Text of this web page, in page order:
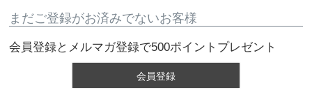
まだご登録がお済みでないお客様
会員登録とメルマガ登録で500ポイントプレゼント
会員登録